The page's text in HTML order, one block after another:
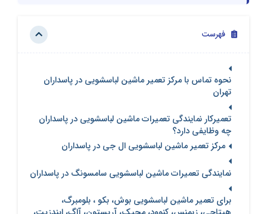
فهرست
نحوه تماس با مرکز تعمیر ماشین لباسشویی در پاسداران
تهران
تعمیرکار نمایندگی تعمیرات ماشین لباسشویی در پاسداران
چه وظایفی دارد؟
مرکز تعمیر ماشین لباسشویی ال جی در پاسداران
نمایندگی تعمیرات ماشین لباسشویی سامسونگ در پاسداران
برای تعمیر ماشین لباسشویی بوش، بکو ، بلومبرگ،